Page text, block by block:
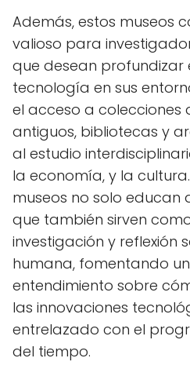
Además, estos museos
valioso para
que desean profundizar
tecnología en sus
el acceso a
antiguos, bibliotecas y
al estudio
la economía, y la
museos no solo educan
que también sirven
investigación y reflexión
humana, fomentando
entendimiento sobre
las innovaciones
entrelazado con el
del tiempo.